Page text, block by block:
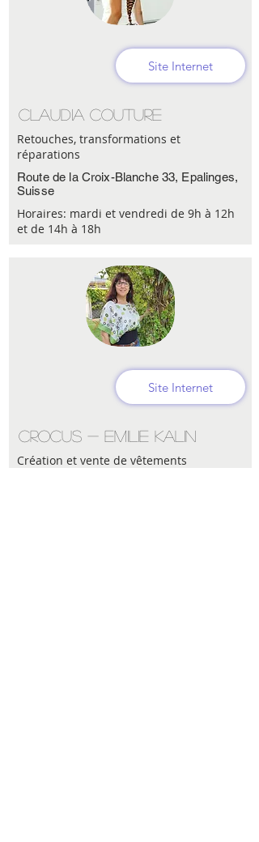
Site Internet
Claudia couture
Retouches, transformations et
réparations
Route de la Croix-Blanche 33, Epalinges,
Suisse
Horaires: mardi et vendredi de 9h à 12h
et de 14h à 18h
Site Internet
Crocus - Emilie Kalin
Création et vente de vêtements